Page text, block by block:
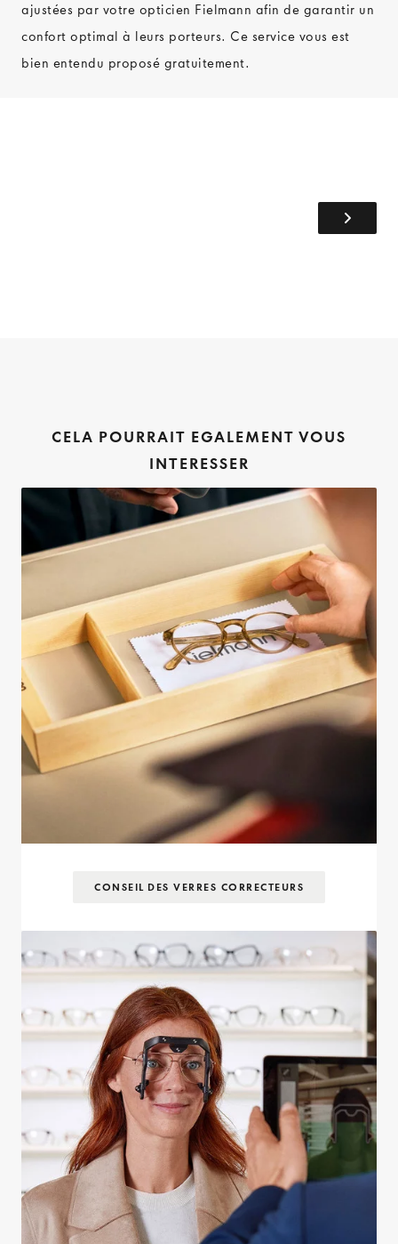
ajustées par votre opticien Fielmann afin de garantir un
confort optimal à leurs porteurs. Ce service vous est
bien entendu proposé gratuitement.
CELA POURRAIT EGALEMENT VOUS
INTERESSER
CONSEIL DES VERRES CORRECTEURS